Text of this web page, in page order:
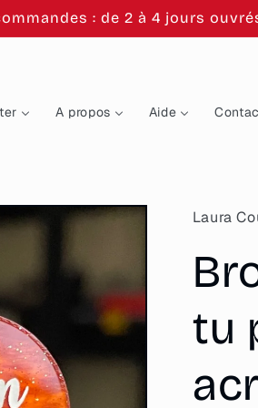
: de 2 à 4 jours
A propos Aide
Laura
tu